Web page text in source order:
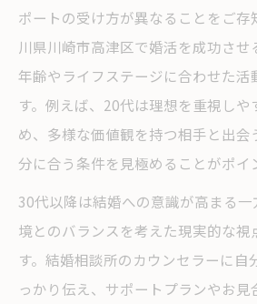
ポートの受け方が異なることをご存
川県川崎市高津区で婚活を成功させ
年齢やライフステージに合わせた活
す。例えば、20代は理想を重視しや
め、多様な価値観を持つ相手と出会
分に合う条件を見極めることがポイ
30代以降は結婚への意識が高まる
境とのバランスを考えた現実的な視
す。結婚相談所のカウンセラーに自
っかり伝え、サポートプランやお